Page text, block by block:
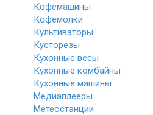
Кофемашины
Кофемолки
Культиваторы
Кусторезы
Кухонные весы
Кухонные комбайны
Кухонные машины
Медиаплееры
Метеостанции